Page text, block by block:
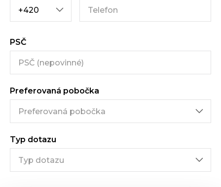
PSČ
Preferovaná pobočka
Typ dotazu